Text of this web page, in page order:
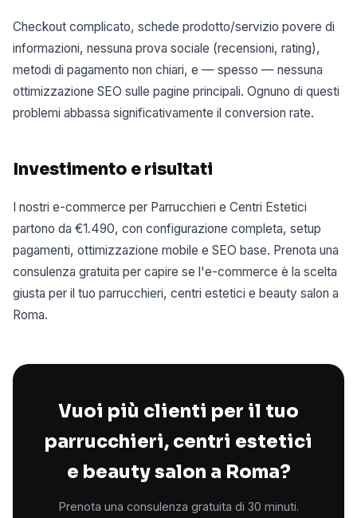
Checkout complicato, schede prodotto/servizio povere di
informazioni, nessuna prova sociale (recensioni, rating),
metodi di pagamento non chiari, e — spesso — nessuna
ottimizzazione SEO sulle pagine principali. Ognuno di questi
problemi abbassa significativamente il conversion rate.
Investimento e risultati
I nostri e-commerce per Parrucchieri e Centri Estetici
partono da €1.490, con configurazione completa, setup
pagamenti, ottimizzazione mobile e SEO base. Prenota una
consulenza gratuita per capire se l'e-commerce è la scelta
giusta per il tuo parrucchieri, centri estetici e beauty salon a
Roma.
Vuoi più clienti per il tuo
parrucchieri, centri estetici
e beauty salon a Roma?
Prenota una consulenza gratuita di 30 minuti.